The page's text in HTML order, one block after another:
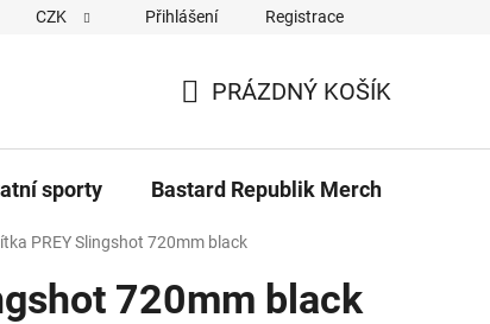
Cookies Kontakty Napiště nám
CZK Přihlášení Registrace
KOŠÍK
PRÁZDNÝ KOŠÍK
sporty Bastard Republik Merch
PREY Slingshot 720mm black
720mm black